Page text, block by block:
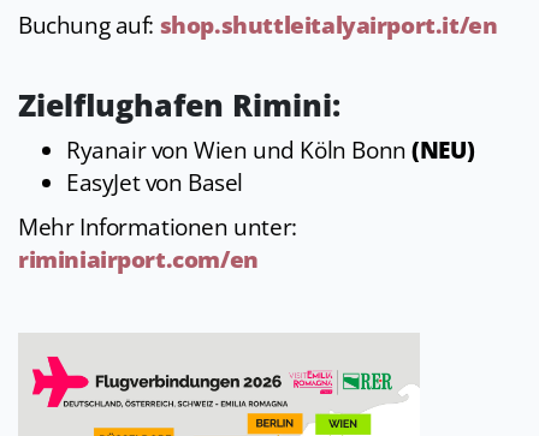
Buchung auf: shop.shuttleitalyairport.it/en
Zielflughafen Rimini:
Ryanair von Wien und Köln Bonn(NEU)
EasyJet von Basel
Mehr Informationen unter:
riminiairport.com/en